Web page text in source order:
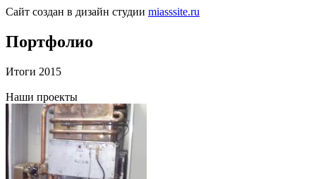
Сайт создан в дизайн студии miasssite.ru
Портфолио
Итоги 2015
Наши проекты